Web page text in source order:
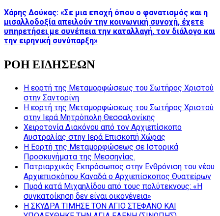
Χάρης Δούκας: «Σε μια εποχή όπου ο φανατισμός και η
μισαλλοδοξία απειλούν την κοινωνική συνοχή, έχετε
υπηρετήσει με συνέπεια την καταλλαγή, τον διάλογο και
την ειρηνική συνύπαρξη»
ΡΟΗ ΕΙΔΗΣΕΩΝ
Η εορτή της Μεταμορφώσεως του Σωτήρος Χριστού
στην Σαντορίνη
Η εορτή της Μεταμορφώσεως του Σωτήρος Χριστού
στην Ιερά Μητρόπολη Θεσσαλονίκης
Χειροτονία Διακόνου από τον Αρχιεπίσκοπο
Αυστραλίας στην Ιερά Επισκοπή Χώρας
Η Εορτή της Μεταμορφώσεως σε Ιστορικά
Προσκυνήματα της Μεσσηνίας.
Πατριαρχικός Εκπρόσωπος στην Ενθρόνιση του νέου
Αρχιεπισκόπου Καναδά ο Αρχιεπίσκοπος Θυατείρων
Πυρά κατά Μιχαηλίδου από τους πολύτεκνους: «Η
συγκατοίκηση δεν είναι οικογένεια»
Η ΣΚΥΔΡΑ ΤΙΜΗΣΕ ΤΟΝ ΑΓΙΟ ΣΤΕΦΑΝΟ ΚΑΙ